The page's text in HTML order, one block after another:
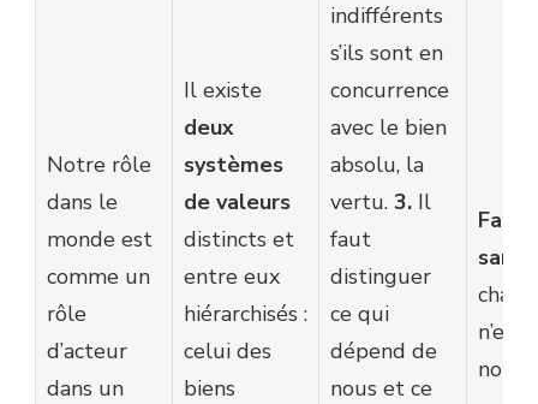
Notre rôle
dans le
monde est
comme un
rôle
d’acteur
dans un
Il existe
deux
systèmes
de valeurs
distincts et
entre eux
hiérarchisés :
celui des
biens
indifférents
s’ils sont en
concurrence
avec le bien
absolu, la
vertu. 3. Il
faut
distinguer
ce qui
dépend de
nous et ce
Faire
sans
n’est
notre